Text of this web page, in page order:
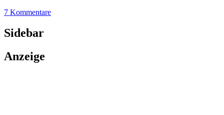
7 Kommentare
Sidebar
Anzeige